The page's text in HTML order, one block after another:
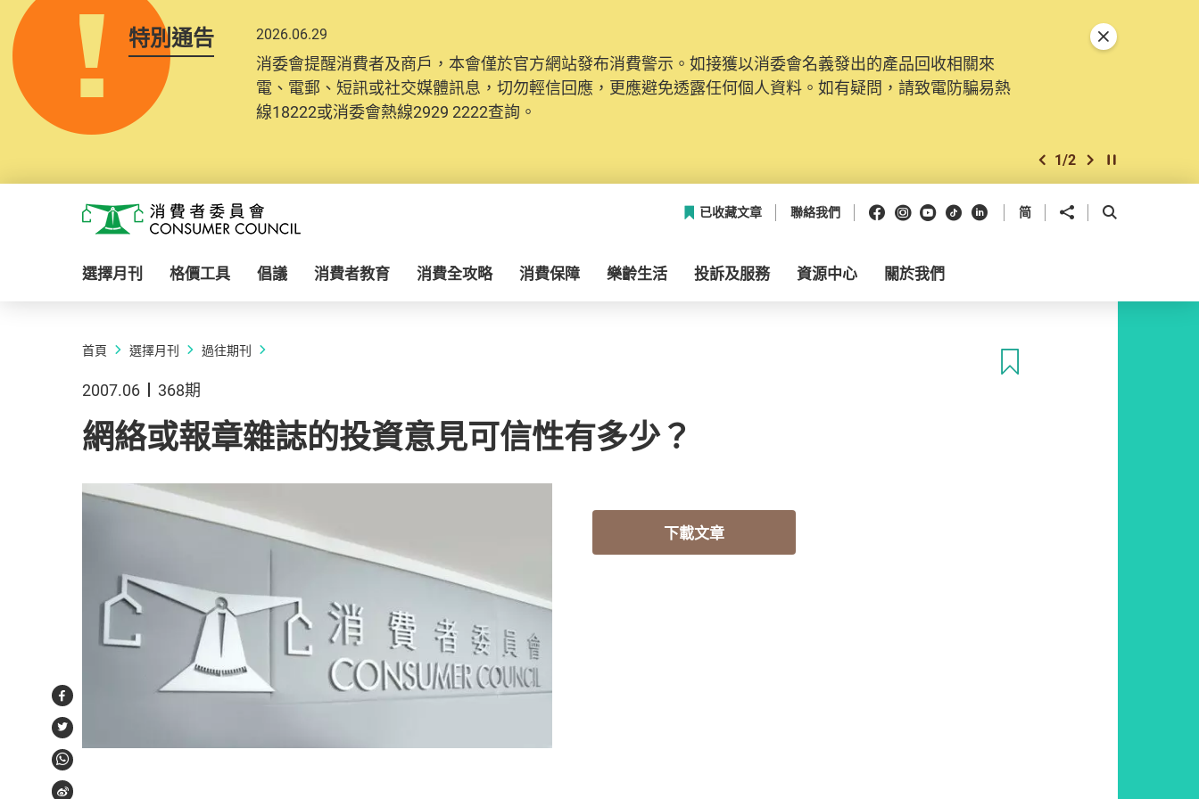
特別通告 2026.06.29
消委會提醒消費者及商戶，本會僅於官方網站發布消費警示。如接獲以消委會名義發出的產品回收相關來
電、電郵、短訊或社交媒體訊息，切勿輕信回應，更應避免透露任何個人資料。如有疑問，請致電防騙易熱
線18222或消委會熱線2929 2222查詢。
上一個
1/2 下一個開始/暫停幻燈
關閉特別通告
消費者委員會
已收藏文章 聯絡我們 Facebook
Instagram
Youtube
抖音領英 简 分享到 開啟搜尋框
選擇月刊 格價工具 倡議 消費者教育 消費全攻略 消費保障 樂齡生活 投訴及服務 資源中心 關於我們
首頁 選擇月刊 過往期刊
2007.06 368期
網絡或報章雜誌的投資意見可信性有多少？
下載文章
Facebook
Twitter
WhatsApp